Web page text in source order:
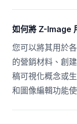
如何將 Z-Image
您可以將其用於
的營銷材料、創
稿可視化概念或
和圖像編輯功能